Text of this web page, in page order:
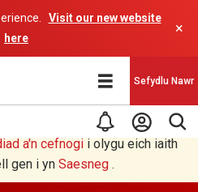
Visit our new website
here
×
Sefydlu Nawr
cyfieithu gan raglen AI.
a'n cefnogi i olygu eich iaith
gen i yn Saesneg .